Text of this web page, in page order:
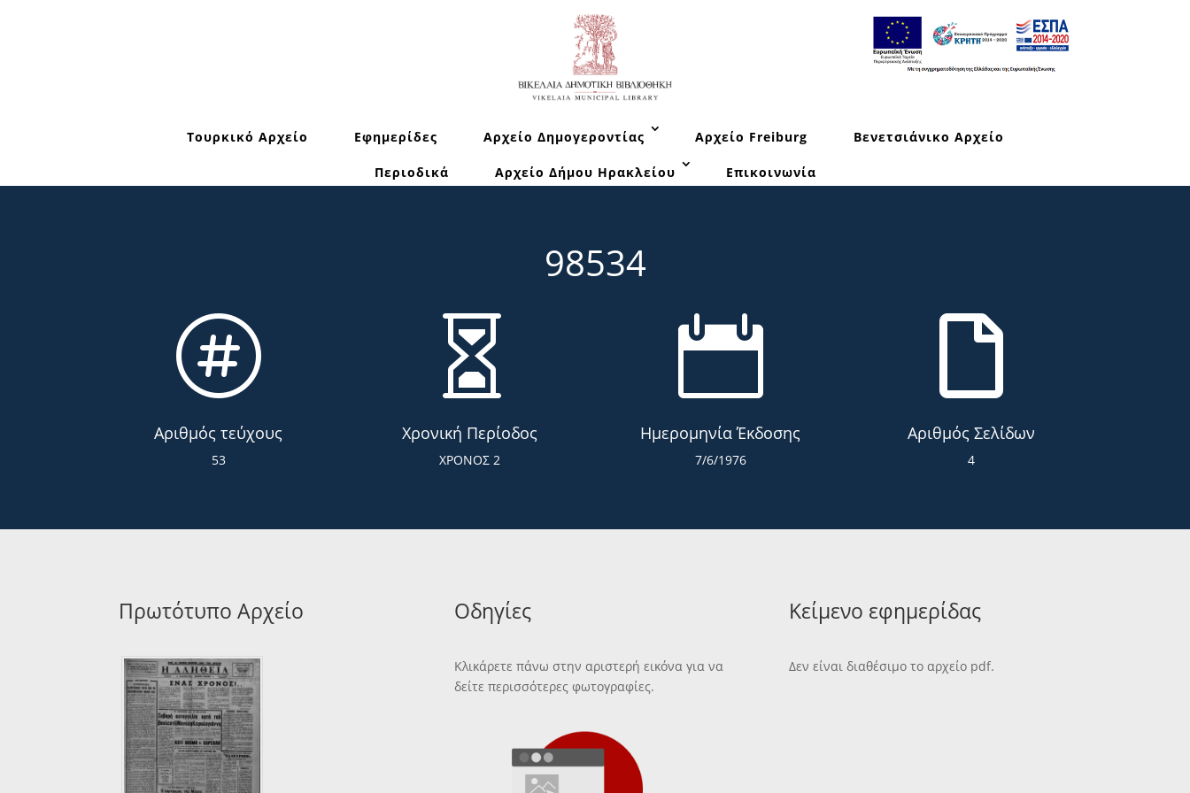
Τουρκικό Αρχείο Εφημερίδες Αρχείο Δημογεροντίας Αρχείο Freiburg Βενετσιάνικο Αρχείο
Περιοδικά Αρχείο Δήμου Ηρακλείου Επικοινωνία
98534

Αριθμός τεύχους
53

Χρονική Περίοδος
ΧΡΟΝΟΣ 2

Ημερομηνία Έκδοσης
7/6/1976

Αριθμός Σελίδων
4
Πρωτότυπο Αρχείο Οδηγίες
Κλικάρετε πάνω στην αριστερή εικόνα για να
δείτε περισσότερες φωτογραφίες.
Κείμενο εφημερίδας
Δεν είναι διαθέσιμο το αρχείο pdf.